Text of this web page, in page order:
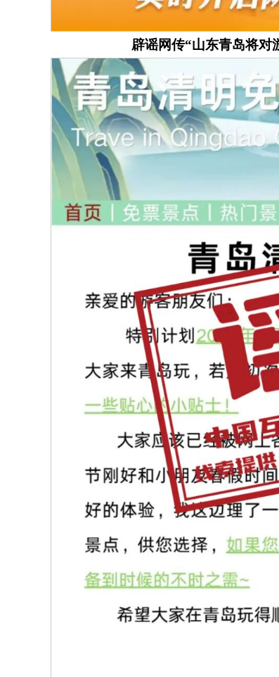
辟谣网传“山东青岛将对